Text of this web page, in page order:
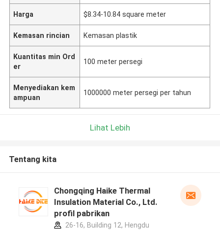
Harga $8.34-10.84 square meter
Kemasan rincian Kemasan plastik
Kuantitas min Ord
er
100 meter persegi
Menyediakan kem
ampuan
1000000 meter persegi per tahun
Lihat Lebih
Tentang kita
Chongqing Haike Thermal
Insulation Material Co., Ltd.
profil pabrikan
26-16, Building 12, Hengdu